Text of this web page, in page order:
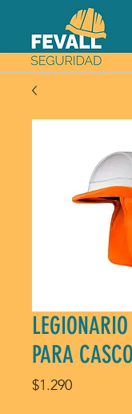
PARA CASCO
$1.290Price